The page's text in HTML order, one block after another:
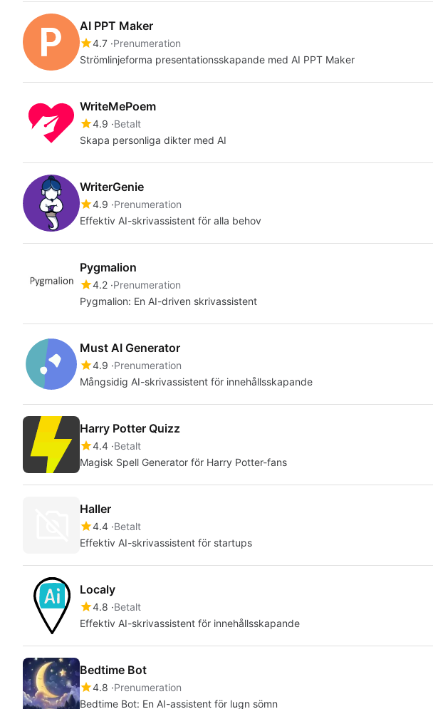
AI PPT Maker
4.7 Prenumeration
Strömlinjeforma presentationsskapande med AI PPT Maker
WriteMePoem
4.9 Betalt
Skapa personliga dikter med AI
WriterGenie
4.9 Prenumeration
Effektiv AI-skrivassistent för alla behov
Pygmalion
4.2 Prenumeration
Pygmalion: En AI-driven skrivassistent
Must AI Generator
4.9 Prenumeration
Mångsidig AI-skrivassistent för innehållsskapande
Harry Potter Quizz
4.4 Betalt
Magisk Spell Generator för Harry Potter-fans
Haller
4.4 Betalt
Effektiv AI-skrivassistent för startups
Localy
4.8 Betalt
Effektiv AI-skrivassistent för innehållsskapande
Bedtime Bot
4.8 Prenumeration
Bedtime Bot: En AI-assistent för lugn sömn